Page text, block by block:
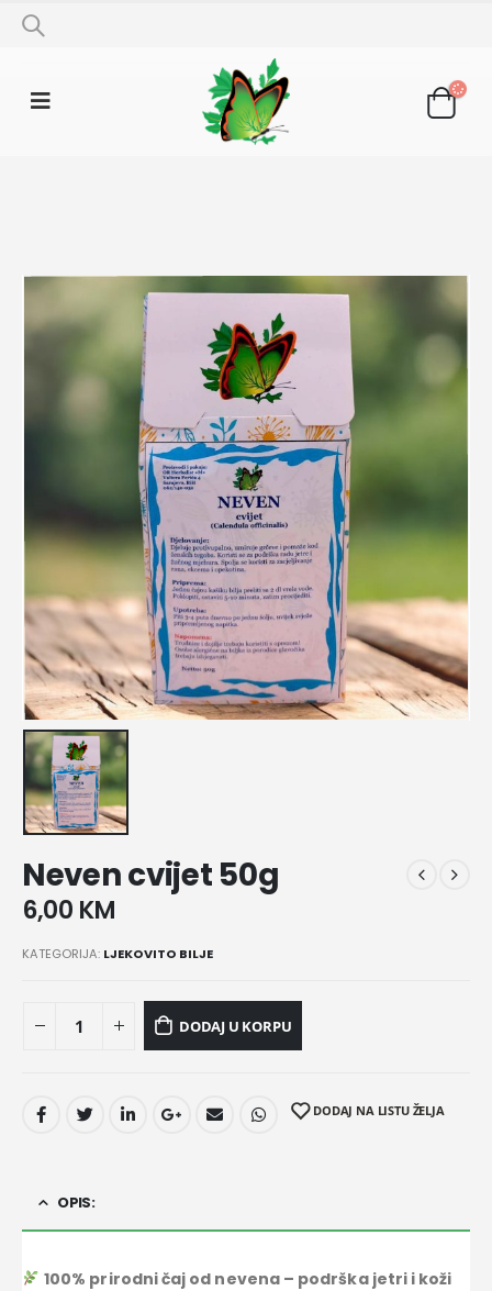
Neven cvijet 50g
6,00 KM
KATEGORIJA: LJEKOVITO BILJE
DODAJ U KORPU
DODAJ NA LISTU ŽELJA
OPIS:
100% prirodni čaj od nevena – podrška jetri i koži